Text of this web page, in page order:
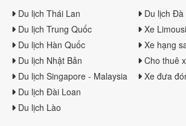
Du lịch Thái Lan
Du lịch Trung Quốc
Du lịch Hàn Quốc
Du lịch Nhật Bản
Du lịch Singapore - Malaysia
Du lịch Đài Loan
Du lịch Lào
Du lịch Đà
Xe
Xe hạng
Cho thuê
Xe đưa